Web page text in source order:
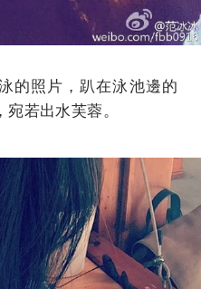
的照片，趴在泳池邊的
若出水芙蓉。